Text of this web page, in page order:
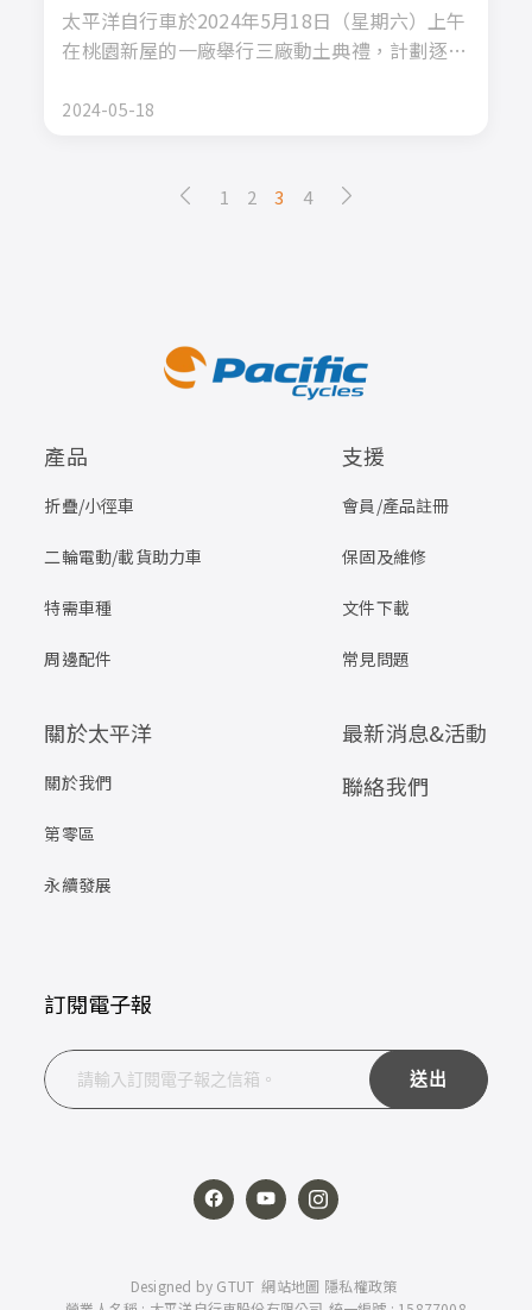
太平洋自行車於2024年5月18日（星期六）上午
在桃園新屋的一廠舉行三廠動土典禮，計劃逐步
三億元，預計於2025年完成第一期主大樓的建
2024-05-18
1 2 3 4
產品
折疊/小徑車
二輪電動/載貨助力車
特需車種
周邊配件
支援
會員/產品註冊
保固及維修
文件下載
常見問題
關於太平洋
關於我們
第零區
永續發展
最新消息&活動
聯絡我們
訂閱電子報
送出
Designed by GTUT 網站地圖 隱私權政策